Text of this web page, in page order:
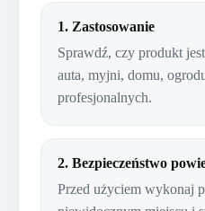
1. Zastosowanie
Sprawdź, czy produkt
auta, myjni, domu,
profesjonalnych.
2. Bezpieczeństwo
Przed użyciem wykonaj